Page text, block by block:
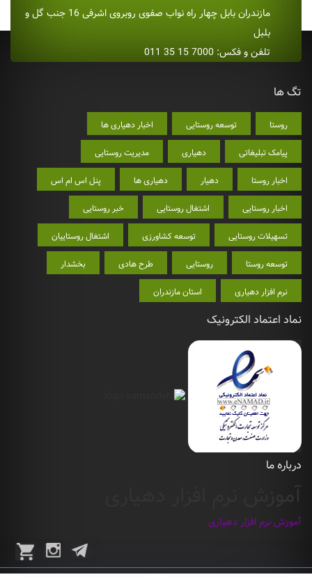
مازندران بابل چهار راه نواب صفوی روبروی اشرفی 16 جنب گل و
بلبل
تلفن و فکس: 7000 15 35 011
تگ ها
روستا توسعه روستایی اخبار دهیاری ها
پیامک تبلیغاتی دهیاری مدیریت روستایی
اخبار روستا دهیار دهیاری ها پنل اس ام اس
اخبار روستایی اشتغال روستایی خبر روستایی
تسهیلات روستایی توسعه کشاورزی اشتغال روستاییان
توسعه روستا روستایی طرح هادی بخشدار
نرم افزار دهیاری استان مازندران
نماد اعتماد الکترونیک
درباره ما
آموزش نرم افزار دهیاری